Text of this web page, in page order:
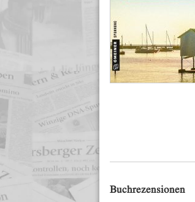
Buchrezensionen